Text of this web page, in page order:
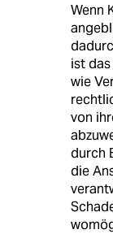
Wenn
ist
wie
von
durch
die